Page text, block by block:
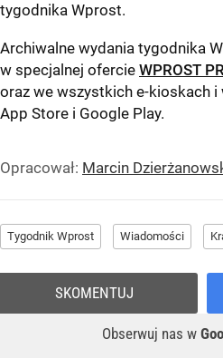
tygodnika Wprost.
Archiwalne wydania tygodnika
w specjalnej ofercie WPROST
oraz we wszystkich e-kioskach
App Store i Google Play.
Opracował: Marcin
Tygodnik Wprost Wiadomości
Obserwuj nas w
SKOMENTUJ